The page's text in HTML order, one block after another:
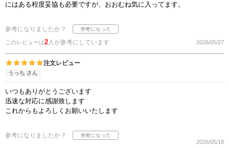
にはある程度妥協も必要ですが、おおむね気に入ってます。
参考になりましたか？
このレビューは2人が参考にしています 2026/05/27
注文レビュー
うっち さん
いつもありがとうございます
迅速な対応に感謝致します
これからもよろしくお願いいたします
参考になりましたか？
2026/05/18